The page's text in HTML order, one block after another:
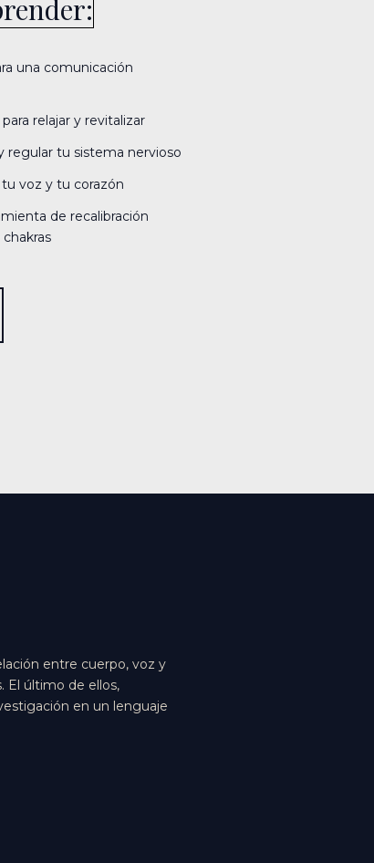
una comunicación
relajar y revitalizar
regular tu sistema nervioso
voz y tu corazón
de recalibración
entre cuerpo, voz y
El último de ellos,
en un lenguaje